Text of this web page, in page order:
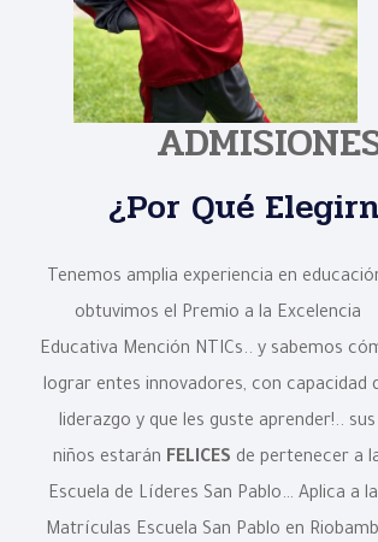
¿Por Qué
Tenemos amplia experiencia en
obtuvimos el Premio a la Excelencia
Educativa Mención NTICs.. y sabemos
lograr entes innovadores, con capacidad
liderazgo y que les guste aprender!.. sus
niños estarán FELICES de pertenecer a
Escuela de Líderes San Pablo… Aplica a
Matrículas Escuela San Pablo en